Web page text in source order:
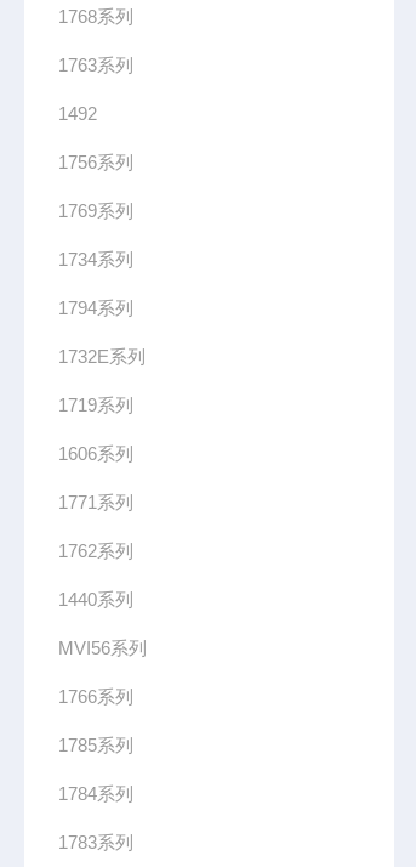
1768系列
1763系列
1492
1756系列
1769系列
1734系列
1794系列
1732E系列
1719系列
1606系列
1771系列
1762系列
1440系列
MVI56系列
1766系列
1785系列
1784系列
1783系列